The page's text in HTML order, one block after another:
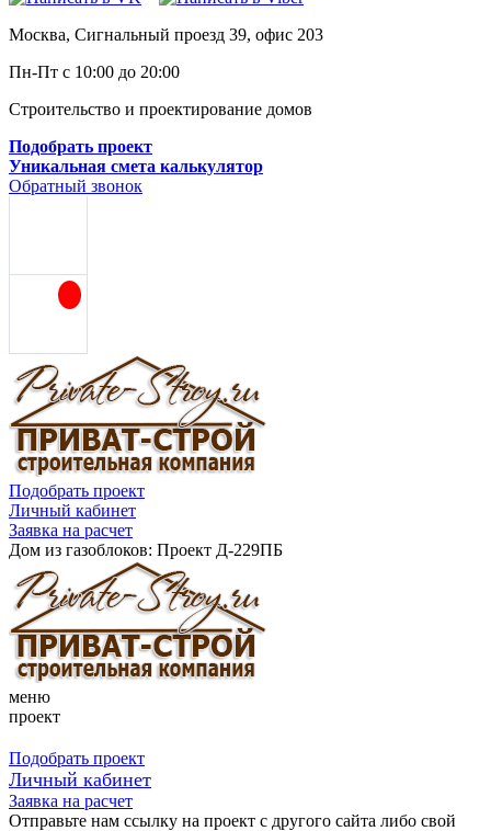
Москва, Сигнальный проезд 39, офис 203
Пн-Пт с 10:00 до 20:00
Строительство и проектирование домов
Подобрать проект
Уникальная смета калькулятор
Обратный звонок
Подобрать проект
Личный кабинет
Заявка на расчет
Дом из газоблоков: Проект Д-229ПБ
меню
проект
Подобрать проект
Личный кабинет
Заявка на расчет
Отправьте нам ссылку на проект с другого сайта либо свой